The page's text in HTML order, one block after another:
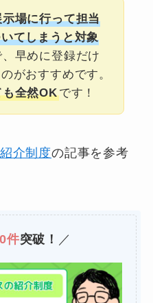
示場に行って担当
てしまうと対象
早めに登録だけ
がおすすめです。
全然OKです！
介制度の記事を参考
件突破！ ／